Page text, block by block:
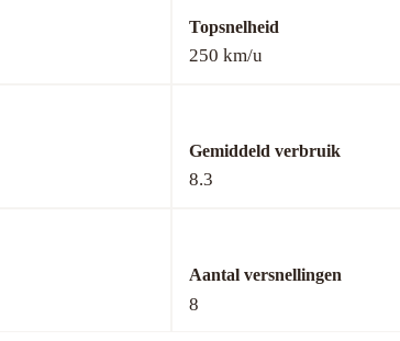
Topsnelheid
250 km/u
Gemiddeld verbruik
8.3
Aantal versnellingen
8